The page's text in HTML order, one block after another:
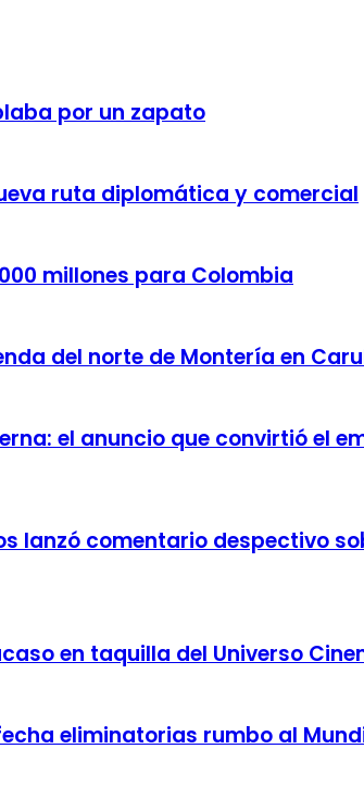
por un zapato
ruta diplomática y comercial
millones para Colombia
del norte de Montería en
el anuncio que convirtió el
lanzó comentario despectivo
en taquilla del Universo
eliminatorias rumbo al